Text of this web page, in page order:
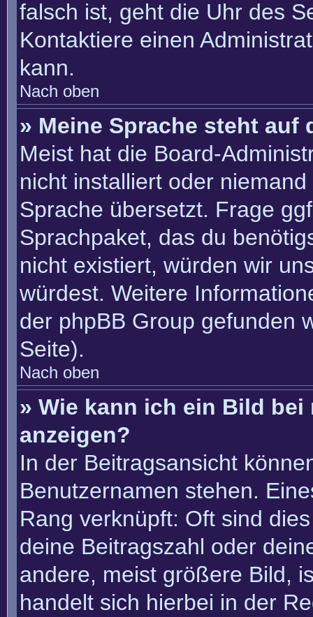
falsch ist, geht die Uhr des
Kontaktiere einen
kann.
Nach oben
» Meine Sprache steht
Meist hat die Board-
nicht installiert oder
Sprache übersetzt. Frage
Sprachpaket, das du
nicht existiert, würden wir
würdest. Weitere
der phpBB Group gefunden
Seite).
Nach oben
» Wie kann ich ein Bild bei
anzeigen?
In der Beitragsansicht
Benutzernamen stehen.
Rang verknüpft: Oft sind
deine Beitragszahl oder
andere, meist größere Bild,
handelt sich hierbei in der